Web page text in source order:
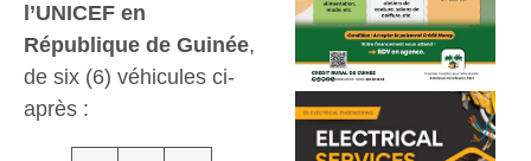
l’UNICEF en
République de Guinée,
de six (6) véhicules ci-
après :